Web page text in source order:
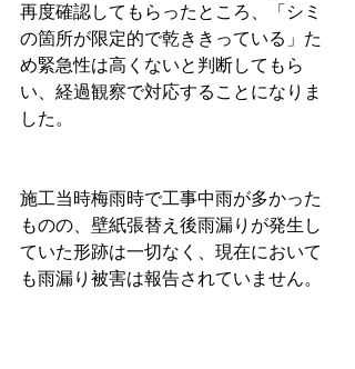
再度確認してもらったところ、「シミ
の箇所が限定的で乾ききっている」た
め緊急性は高くないと判断してもら
い、経過観察で対応することになりま
した。
施工当時梅雨時で工事中雨が多かった
ものの、壁紙張替え後雨漏りが発生し
ていた形跡は一切なく、現在において
も雨漏り被害は報告されていません。